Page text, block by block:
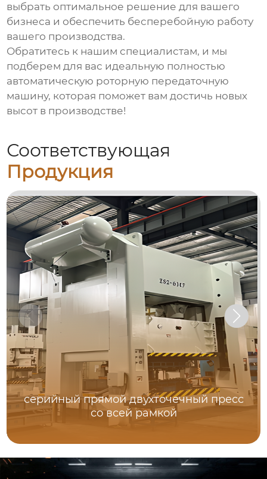
выбрать оптимальное решение для вашего
бизнеса и обеспечить бесперебойную работу
вашего производства.
Обратитесь к нашим специалистам, и мы
подберем для вас идеальную полностью
автоматическую роторную передаточную
машину, которая поможет вам достичь новых
высот в производстве!
Соответствующая
Продукция
серийный прямой двухточечный пресс
со всей рамкой